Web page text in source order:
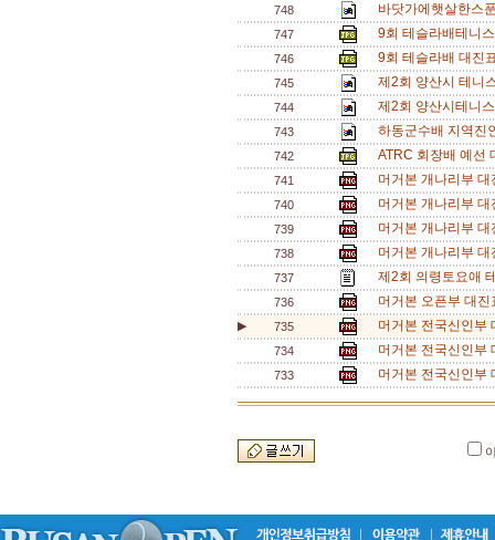
748 바닷가에햇살한스
747 9회 테슬라배테니
746 9회 테슬라배 대진
745 제2회 양산시 테니
744 제2회 양산시테니
743 하동군수배 지역진
742 ATRC 회장배 예선
741 머거본 개나리부
740 머거본 개나리부
739 머거본 개나리부
738 머거본 개나리부
737 제2회 의령토요애
736 머거본 오픈부 대
▶ 735 머거본 전국신인부
734 머거본 전국신인
733 머거본 전국신인